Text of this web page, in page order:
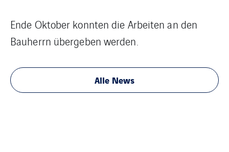
Ende Oktober konnten die Arbeiten an den
Bauherrn übergeben werden.
Alle News